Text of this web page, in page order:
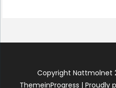
Copyright Nattmolnet
ThemeinProgress | Proudly